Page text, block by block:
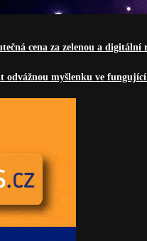
cena za zelenou a digitální
odvážnou myšlenku ve